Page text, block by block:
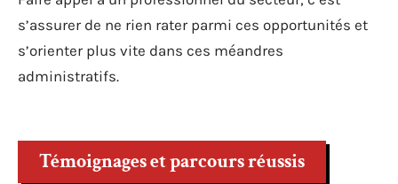
s’assurer de ne rien rater parmi ces opportunités et
s’orienter plus vite dans ces méandres
administratifs.
Témoignages et parcours réussis